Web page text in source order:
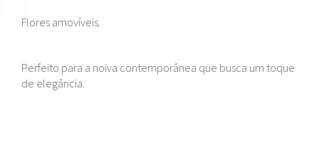
Flores amovíveis.
Perfeito para a noiva contemporânea que busca um toque
de elegância.